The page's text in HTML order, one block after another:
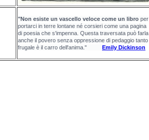
"Non esiste un vascello veloce come un libro per
portarci in terre lontane né corsieri come una pagina
di poesia che s'impenna. Questa traversata può farla
anche il povero senza oppressione di pedaggio tanto
frugale è il carro dell'anima."
Emily Dickinson